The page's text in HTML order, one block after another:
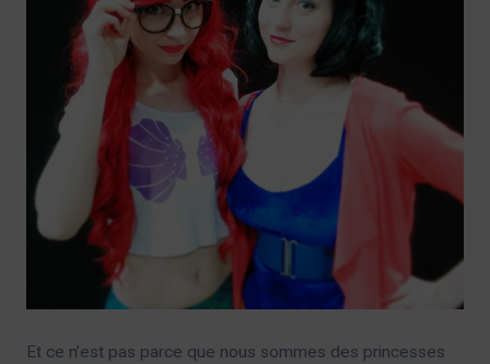
Et ce n’est pas parce que nous sommes des princesses